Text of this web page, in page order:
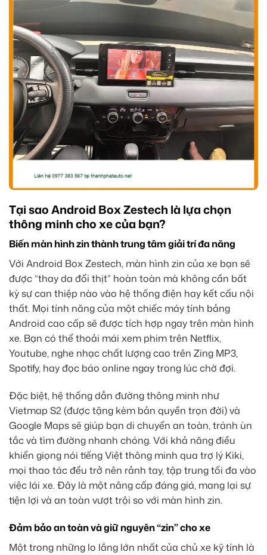
Tại sao Android Box Zestech là lựa chọn
thông minh cho xe của bạn?
Biến màn hình zin thành trung tâm giải trí đa năng
Với Android Box Zestech, màn hình zin của xe bạn sẽ
được “thay da đổi thịt” hoàn toàn mà không cần bất
kỳ sự can thiệp nào vào hệ thống điện hay kết cấu nội
thất. Mọi tính năng của một chiếc máy tính bảng
Android cao cấp sẽ được tích hợp ngay trên màn hình
xe. Bạn có thể thoải mái xem phim trên Netflix,
Youtube, nghe nhạc chất lượng cao trên Zing MP3,
Spotify, hay đọc báo online ngay trong lúc chờ đợi.
Đặc biệt, hệ thống dẫn đường thông minh như
Vietmap S2 (được tặng kèm bản quyền trọn đời) và
Google Maps sẽ giúp bạn di chuyển an toàn, tránh ùn
tắc và tìm đường nhanh chóng. Với khả năng điều
khiển giọng nói tiếng Việt thông minh qua trợ lý Kiki,
mọi thao tác đều trở nên rảnh tay, tập trung tối đa vào
việc lái xe. Đây là một nâng cấp đáng giá, mang lại sự
tiện lợi và an toàn vượt trội so với màn hình zin.
Đảm bảo an toàn và giữ nguyên “zin” cho xe
Một trong những lo lắng lớn nhất của chủ xe kỹ tính là